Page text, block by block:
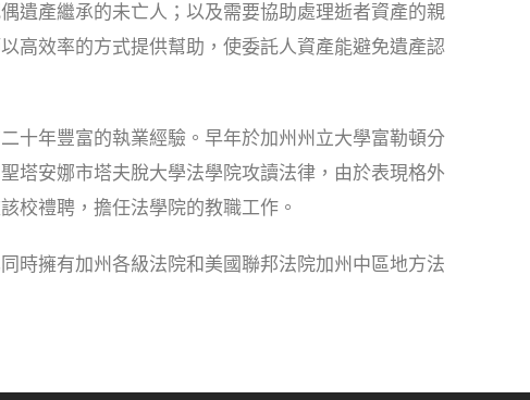
遺產繼承的未亡人；以及需要協助處理逝者資產的親
高效率的方式提供幫助，使委託人資產能避免遺產認
十年豐富的執業經驗。早年於加州州立大學富勒頓分
塔安娜市塔夫脫大學法學院攻讀法律，由於表現格外
校禮聘，擔任法學院的教職工作。
時擁有加州各級法院和美國聯邦法院加州中區地方法